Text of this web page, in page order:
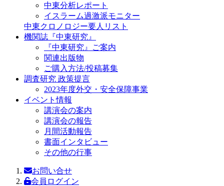
中東分析レポート
イスラーム過激派モニター
中東クロノロジー要人リスト
機関誌『中東研究』
『中東研究』ご案内
関連出版物
ご購入方法/投稿募集
調査研究 政策提言
2023年度外交・安全保障事業
イベント情報
講演会の案内
講演会の報告
月間活動報告
書面インタビュー
その他の行事
お問い合せ
会員ログイン